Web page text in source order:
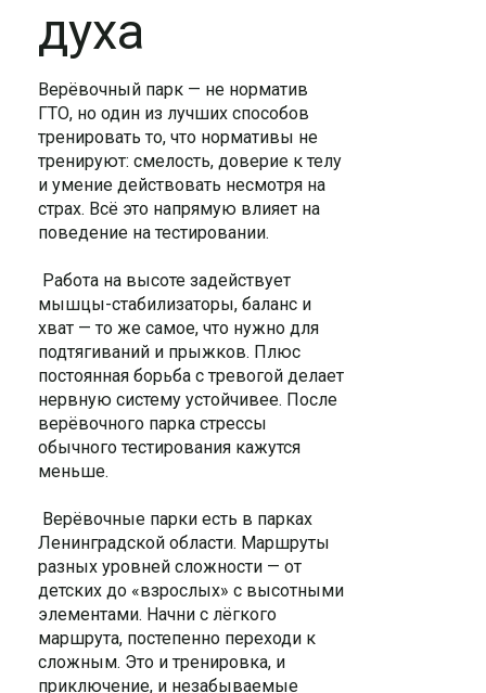
духа
Верёвочный парк — не норматив
ГТО, но один из лучших способов
тренировать то, что нормативы не
тренируют: смелость, доверие к телу
и умение действовать несмотря на
страх. Всё это напрямую влияет на
поведение на тестировании.
Работа на высоте задействует
мышцы-стабилизаторы, баланс и
хват — то же самое, что нужно для
подтягиваний и прыжков. Плюс
постоянная борьба с тревогой делает
нервную систему устойчивее. После
верёвочного парка стрессы
обычного тестирования кажутся
меньше.
Верёвочные парки есть в парках
Ленинградской области. Маршруты
разных уровней сложности — от
детских до «взрослых» с высотными
элементами. Начни с лёгкого
маршрута, постепенно переходи к
сложным. Это и тренировка, и
приключение, и незабываемые